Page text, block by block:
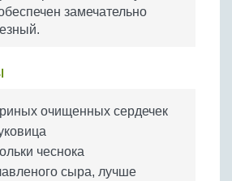
замечательно
очищенных сердечек
чеснока
сыра, лучше